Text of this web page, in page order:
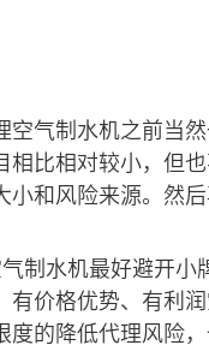
气制水机之前当
比相对较小，但
和风险来源。然
制水机最好避开
价格优势、有利
的降低代理风险